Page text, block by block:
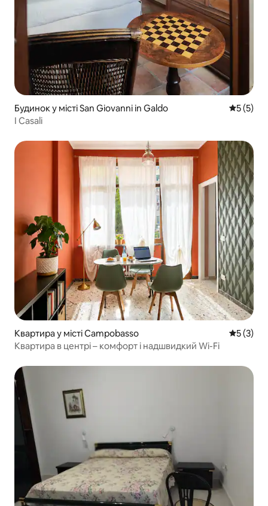
Будинок у місті San Giovanni in Galdo Середня
5 (5)
I Casali
Квартира у місті Campobasso Середня
5 (3)
Квартира в центрі – комфорт і надшвидкий Wi-Fi